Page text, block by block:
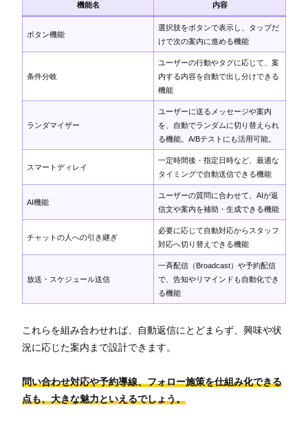
機能名 内容
ボタン機能
選択肢をボタンで表示し、タップだ
けで次の案内に進める機能
条件分岐
ユーザーの行動やタグに応じて、案
内する内容を自動で出し分けできる
機能
ランダマイザー
ユーザーに送るメッセージや案内
を、自動でランダムに切り替えられ
る機能。A/Bテストにも活用可能。
スマートディレイ
一定時間後・指定日時など、最適な
タイミングで自動送信できる機能
AI機能
ユーザーの質問に合わせて、AIが返
信文や案内を補助・生成できる機能
チャットの人への引き継ぎ
必要に応じて自動対応からスタッフ
対応へ切り替えできる機能
放送・スケジュール送信
一斉配信（Broadcast）や予約配信
で、告知やリマインドも自動化でき
る機能
これらを組み合わせれば、自動返信にとどまらず、興味や状
況に応じた案内まで設計できます。
問い合わせ対応や予約導線、フォロー施策を仕組み化できる
点も、大きな魅力といえるでしょう。